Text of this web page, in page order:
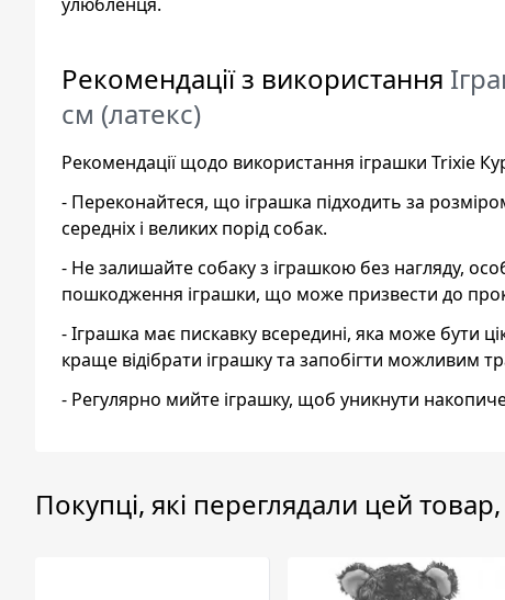
Рекомендації з використання
см (латекс)
Рекомендації щодо використання іграшки Trixie
- Переконайтеся, що іграшка підходить за
середніх і великих порід собак.
- Не залишайте собаку з іграшкою без нагляду,
пошкодження іграшки, що може призвести до
- Іграшка має пискавку всередині, яка може бути
краще відібрати іграшку та запобігти можливим
- Регулярно мийте іграшку, щоб уникнути
Покупці, які переглядали цей